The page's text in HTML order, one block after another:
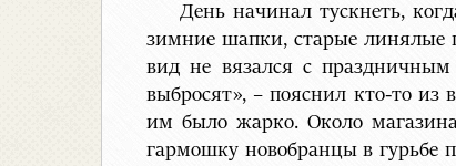
День начинал тускнеть,
зимние шапки, старые линялые
вид не вязался с
выбросят», – пояснил кто-то из
им было жарко. Около
гармошку новобранцы в гурьбе